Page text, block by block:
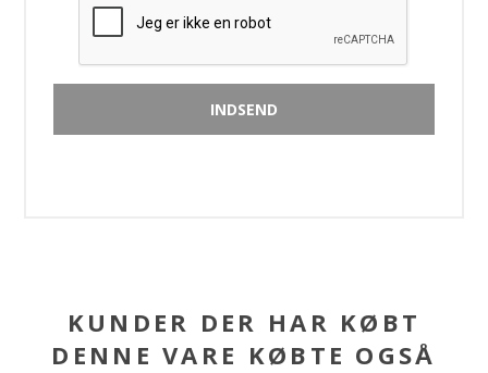
KUNDER DER HAR KØBT
DENNE VARE KØBTE OGSÅ